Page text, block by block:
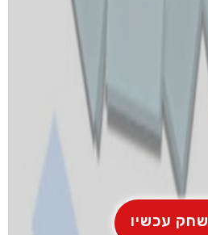
שחק עכשיו